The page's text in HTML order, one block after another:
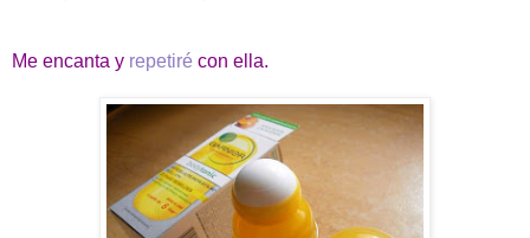
Me encanta y repetiré con ella.